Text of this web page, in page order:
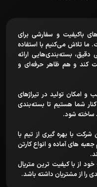
باکیفیت و سفارشی برای
ما تلاش می‌کنیم با استفاده
بسته‌بندی‌هایی ارائه
کند و هم ظاهر حرفه‌ای و
امکان تولید در تیراژهای
شما هستیم تا بسته‌بندی
ساخته شود.
با بهره گیری از تیم با
های آماده و انواع کارتن
از با کیفیت ترین متریال
را از مشتریان داشته باشد.